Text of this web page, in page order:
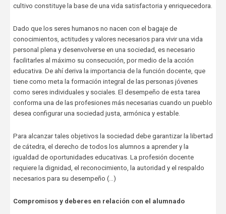
cultivo constituye la base de una vida satisfactoria y enriquecedora.
Dado que los seres humanos no nacen con el bagaje de
conocimientos, actitudes y valores necesarios para vivir una vida
personal plena y desenvolverse en una sociedad, es necesario
facilitarles al máximo su consecución, por medio de la acción
educativa. De ahí deriva la importancia de la función docente, que
tiene como meta la formación integral de las personas jóvenes
como seres individuales y sociales. El desempeño de esta tarea
conforma una de las profesiones más necesarias cuando un pueblo
desea configurar una sociedad justa, armónica y estable.
Para alcanzar tales objetivos la sociedad debe garantizar la libertad
de cátedra, el derecho de todos los alumnos a aprender y la
igualdad de oportunidades educativas. La profesión docente
requiere la dignidad, el reconocimiento, la autoridad y el respaldo
necesarios para su desempeño (…)
Compromisos y deberes en relación con el alumnado